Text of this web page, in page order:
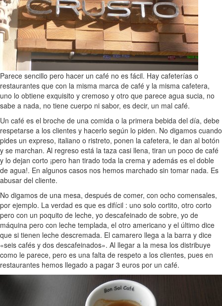
Parece sencillo pero hacer un café no es fácil. Hay cafeterías o
restaurantes que con la misma marca de café y la misma cafetera,
uno lo obtiene exquisito y cremoso y otro que parece agua sucia, no
sabe a nada, no tiene cuerpo ni sabor, es decir, un mal café.
Un café es el broche de una comida o la primera bebida del día, debe
respetarse a los clientes y hacerlo según lo piden. No digamos cuando
pides un expreso, italiano o ristreto, ponen la cafetera, le dan al botón
y se marchan. Al regreso está la taza casi llena, tiran un poco de café
y lo dejan corto ¡pero han tirado toda la crema y además es el doble
de agua!. En algunos casos nos hemos marchado sin tomar nada. Es
abusar del cliente.
No digamos de una mesa, después de comer, con ocho comensales,
por ejemplo. La verdad es que es difícil : uno solo cortito, otro corto
pero con un poquito de leche, yo descafeinado de sobre, yo de
máquina pero con leche templada, el otro americano y el último dice
que si tienen leche descremada. El camarero llega a la barra y dice
«seis cafés y dos descafeinados». Al llegar a la mesa los distribuye
como le parece, pero es una falta de respeto a los clientes, pues en
restaurantes hemos llegado a pagar 3 euros por un café.